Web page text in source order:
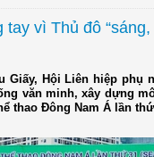
vì Thủ đô
Giấy, Hội Liên hiệp
văn minh, xây dựng
thao Đông Nam Á lần thứ